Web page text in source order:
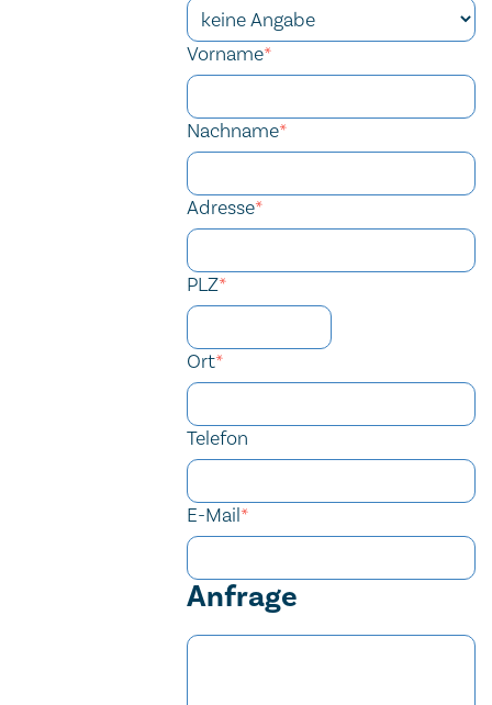
Vorname*
Nachname*
Adresse*
PLZ*
Ort*
Telefon
E-Mail*
Anfrage